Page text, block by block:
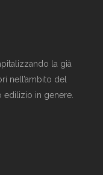
la già
nell’ambito del
edilizio in genere.